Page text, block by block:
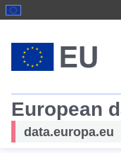
European
data.europa.eu